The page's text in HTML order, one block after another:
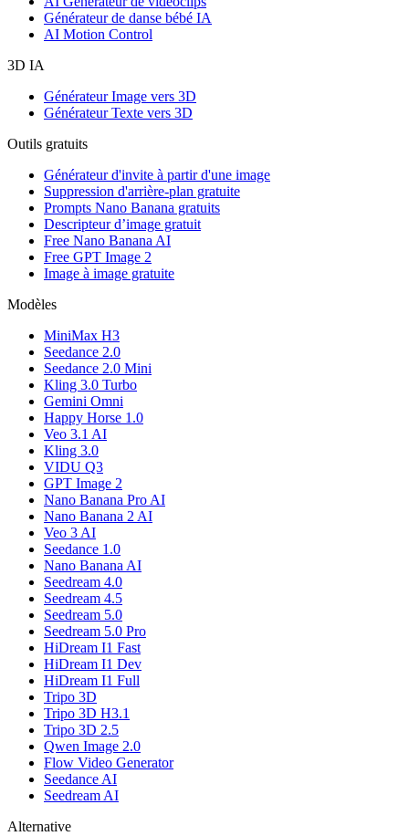
Générateur de danse bébé IA
AI Motion Control
3D IA
Générateur Image vers 3D
Générateur Texte vers 3D
Outils gratuits
Générateur d'invite à partir d'une image
Suppression d'arrière-plan gratuite
Prompts Nano Banana gratuits
Descripteur d’image gratuit
Free Nano Banana AI
Free GPT Image 2
Image à image gratuite
Modèles
MiniMax H3
Seedance 2.0
Seedance 2.0 Mini
Kling 3.0 Turbo
Gemini Omni
Happy Horse 1.0
Veo 3.1 AI
Kling 3.0
VIDU Q3
GPT Image 2
Nano Banana Pro AI
Nano Banana 2 AI
Veo 3 AI
Seedance 1.0
Nano Banana AI
Seedream 4.0
Seedream 4.5
Seedream 5.0
Seedream 5.0 Pro
HiDream I1 Fast
HiDream I1 Dev
HiDream I1 Full
Tripo 3D
Tripo 3D H3.1
Tripo 3D 2.5
Qwen Image 2.0
Flow Video Generator
Seedance AI
Seedream AI
Alternative